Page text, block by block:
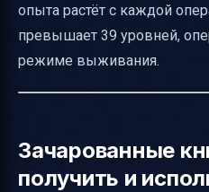
опыта растёт с каждой
превышает 39 уровней,
режиме выживания.
Зачарованные
получить и